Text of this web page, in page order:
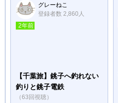
グレーねこ
登録者数 2,860人
2年前
【千葉旅】銚子へ釣れない
釣りと銚子電鉄
（63回視聴）